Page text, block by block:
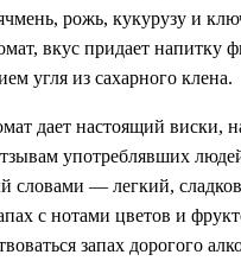
рожь, кукурузу и
вкус придает напитку
угля из сахарного клена.
дает настоящий виски,
употреблявших
словами — легкий,
с нотами цветов и
запах дорогого